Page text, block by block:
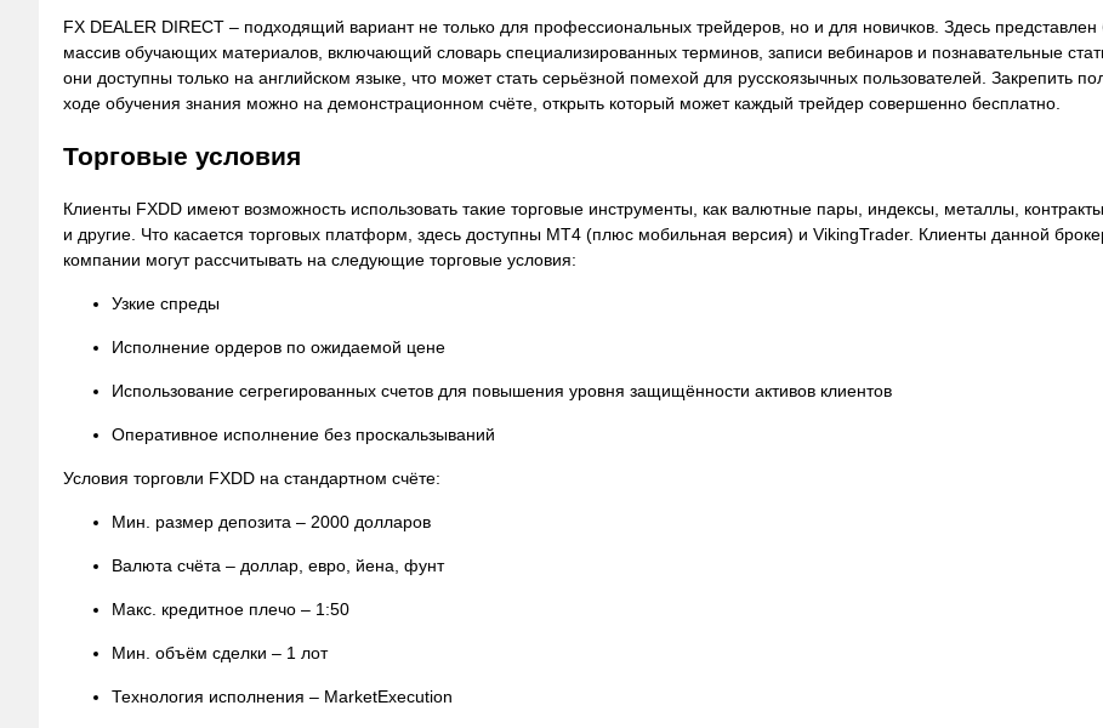
FX DEALER DIRECT – подходящий вариант не только для профессиональных трейдеров, но и для новичков. Здесь
массив обучающих материалов, включающий словарь специализированных терминов, записи вебинаров и познавательные
они доступны только на английском языке, что может стать серьёзной помехой для русскоязычных пользователей. Закрепить
ходе обучения знания можно на демонстрационном счёте, открыть который может каждый трейдер совершенно бесплатно.
Торговые условия
Клиенты FXDD имеют возможность использовать такие торговые инструменты, как валютные пары, индексы, металлы,
и другие. Что касается торговых платформ, здесь доступны MT4 (плюс мобильная версия) и VikingTrader. Клиенты данной
компании могут рассчитывать на следующие торговые условия:
Узкие спреды
Исполнение ордеров по ожидаемой цене
Использование сегрегированных счетов для повышения уровня защищённости активов клиентов
Оперативное исполнение без проскальзываний
Условия торговли FXDD на стандартном счёте:
Мин. размер депозита – 2000 долларов
Валюта счёта – доллар, евро, йена, фунт
Макс. кредитное плечо – 1:50
Мин. объём сделки – 1 лот
Технология исполнения – MarketExecution